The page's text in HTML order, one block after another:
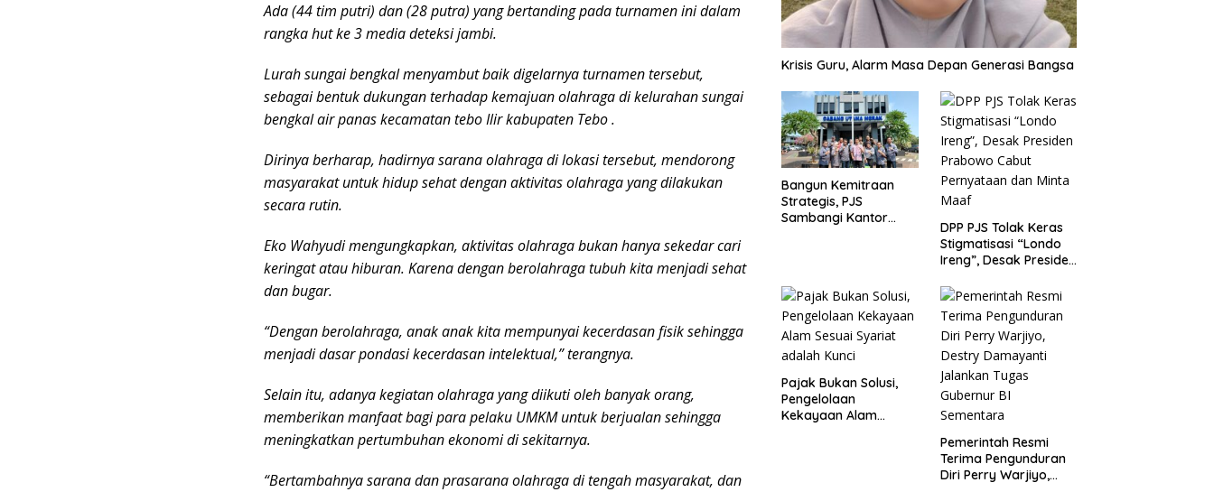
Ada (44 tim putri) dan (28 putra) yang bertanding pada turnamen ini dalam
rangka hut ke 3 media deteksi jambi.
Lurah sungai bengkal menyambut baik digelarnya turnamen tersebut,
sebagai bentuk dukungan terhadap kemajuan olahraga di kelurahan sungai
bengkal air panas kecamatan tebo Ilir kabupaten Tebo .
Dirinya berharap, hadirnya sarana olahraga di lokasi tersebut, mendorong
masyarakat untuk hidup sehat dengan aktivitas olahraga yang dilakukan
secara rutin.
Eko Wahyudi mengungkapkan, aktivitas olahraga bukan hanya sekedar cari
keringat atau hiburan. Karena dengan berolahraga tubuh kita menjadi sehat
dan bugar.
“Dengan berolahraga, anak anak kita mempunyai kecerdasan fisik sehingga
menjadi dasar pondasi kecerdasan intelektual,” terangnya.
Selain itu, adanya kegiatan olahraga yang diikuti oleh banyak orang,
memberikan manfaat bagi para pelaku UMKM untuk berjualan sehingga
meningkatkan pertumbuhan ekonomi di sekitarnya.
“Bertambahnya sarana dan prasarana olahraga di tengah masyarakat, dan
Krisis Guru, Alarm Masa Depan Generasi Bangsa
Bangun Kemitraan
Strategis, PJS
Sambangi Kantor
DPP PJS Tolak Keras
Stigmatisasi “Londo
Ireng”, Desak Presiden
Pernyataan dan Minta
Maaf
Pajak Bukan Solusi,
Pengelolaan
Kekayaan Alam
Pemerintah Resmi
Terima Pengunduran
Diri Perry Warjiyo,